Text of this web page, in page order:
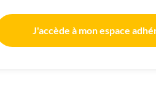
J'accède à mon espace